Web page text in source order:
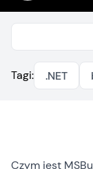
Tagi: .NET
Czym jest